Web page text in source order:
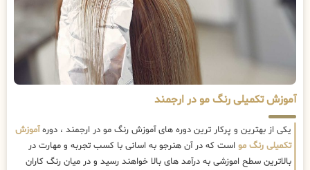
آموزش تکمیلی رنگ مو در ارجمند
یکی از بهترین و پرکار ترین دوره های آموزش رنگ مو در ارجمند ، دورهآموزش
تکمیلی رنگ مو است که در آن هنرجو به اسانی با کسب تجربه و مهارت در
بالاترین سطح اموزشی به درآمد های بالا خواهند رسید و در میان رنگ کاران